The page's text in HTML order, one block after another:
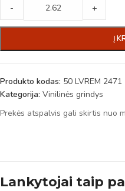
- +
Į
Produkto kodas: 50 LVREM 2471
Kategorija: Vinilinės grindys
Prekės atspalvis gali skirtis nuo
Lankytojai taip